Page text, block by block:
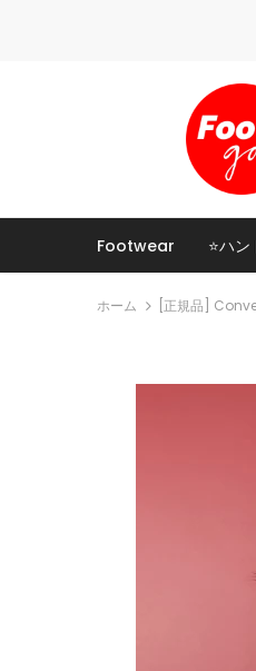
★ 商品が税
Footwear ⭐ハ
ホーム [正規品]